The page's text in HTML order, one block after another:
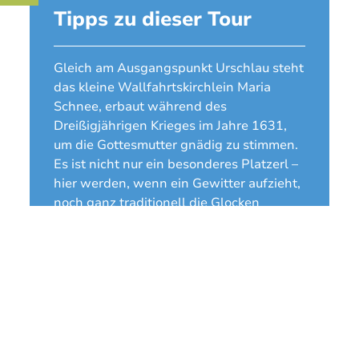
Tipps zu dieser Tour
Gleich am Ausgangspunkt Urschlau steht
das kleine Wallfahrtskirchlein Maria
Schnee, erbaut während des
Dreißigjährigen Krieges im Jahre 1631,
um die Gottesmutter gnädig zu stimmen.
Es ist nicht nur ein besonderes Platzerl –
hier werden, wenn ein Gewitter aufzieht,
noch ganz traditionell die Glocken